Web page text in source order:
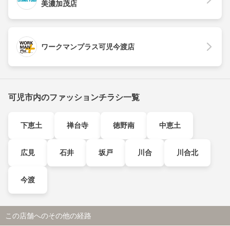
美濃加茂店
ワークマンプラス可児今渡店
可児市内のファッションチラシ一覧
下恵土 禅台寺 徳野南 中恵土
広見 石井 坂戸 川合 川合北
今渡
この店舗へのその他の経路